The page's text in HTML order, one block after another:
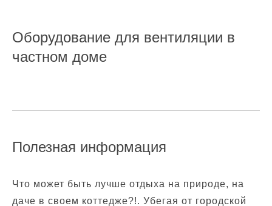
Оборудование для вентиляции в
частном доме
Полезная информация
Что может быть лучше отдыха на природе, на
даче в своем коттедже?!. Убегая от городской